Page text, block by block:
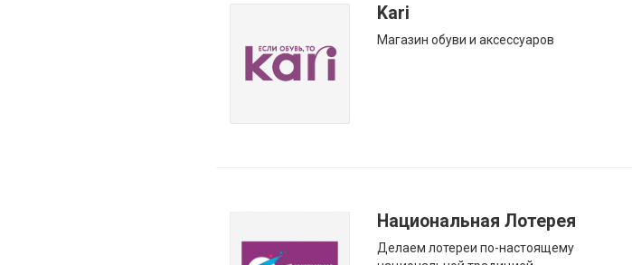
Kari
Магазин обуви и аксессуаров
Национальная Лотерея
Делаем лотереи по-настоящему